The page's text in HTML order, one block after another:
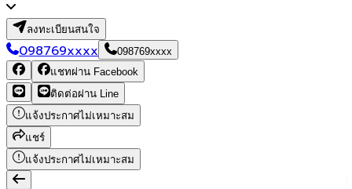
ลงทะเบียนสนใจ
098769xxxx
098769xxxx
แชทผ่าน Facebook
ติดต่อผ่าน Line
แจ้งประกาศไม่เหมาะสม
แชร์
แจ้งประกาศไม่เหมาะสม